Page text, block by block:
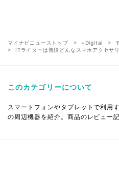
マイナビニューストップ +Digital
ITライターは普段どんなスマホアクセサ
このカテゴリーについて
スマートフォンやタブレットで利用
の周辺機器を紹介。商品のレビュー